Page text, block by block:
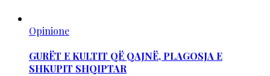
Opinione
GURËT E KULTIT QË QAJNË, PLAGOSJA E
SHKUPIT SHQIPTAR